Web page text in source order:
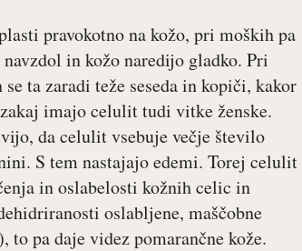
pravokotno na kožo, pri moških pa
in kožo naredijo gladko. Pri
ta zaradi teže seseda in kopiči, kakor
imajo celulit tudi vitke ženske.
da celulit vsebuje večje število
S tem nastajajo edemi. Torej celulit
in oslabelosti kožnih celic in
oslabljene, maščobne
pa daje videz pomarančne kože.